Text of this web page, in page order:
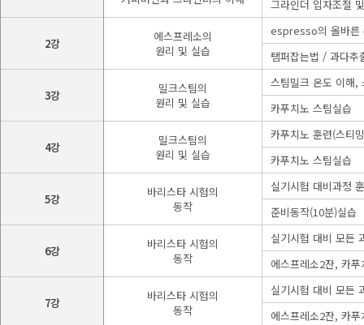
그라인더 입자조절
2강
에스프레소의
원리 및 실습
espresso의 올바른
탬퍼잡는법 / 과다추
3강
밀크스팀의
원리 및 실습
스팀밀크 온도 이해,
카푸치노 스팀실습
4강
밀크스팀의
원리 및 실습
카푸치노 훈련(스티
카푸치노 스팀실습
5강
바리스타 시험의
동작
실기시험 대비과정
준비동작(10분)실습
6강
바리스타 시험의
동작
실기시험 대비 모든
에스프레소2잔, 카
7강
바리스타 시험의
동작
실기시험 대비 모든
에스프레소2잔, 카